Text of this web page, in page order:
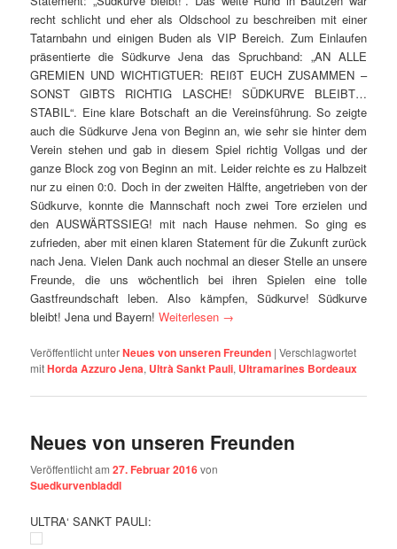
recht schlicht und eher als Oldschool zu beschreiben mit einer
Tatarnbahn und einigen Buden als VIP Bereich. Zum Einlaufen
präsentierte die Südkurve Jena das Spruchband: „AN ALLE
GREMIEN UND WICHTIGTUER: REIßT EUCH ZUSAMMEN –
SONST GIBTS RICHTIG LASCHE! SÜDKURVE BLEIBT…
STABIL“. Eine klare Botschaft an die Vereinsführung. So zeigte
auch die Südkurve Jena von Beginn an, wie sehr sie hinter dem
Verein stehen und gab in diesem Spiel richtig Vollgas und der
ganze Block zog von Beginn an mit. Leider reichte es zu Halbzeit
nur zu einen 0:0. Doch in der zweiten Hälfte, angetrieben von der
Südkurve, konnte die Mannschaft noch zwei Tore erzielen und
den AUSWÄRTSSIEG! mit nach Hause nehmen. So ging es
zufrieden, aber mit einen klaren Statement für die Zukunft zurück
nach Jena. Vielen Dank auch nochmal an dieser Stelle an unsere
Freunde, die uns wöchentlich bei ihren Spielen eine tolle
Gastfreundschaft leben. Also kämpfen, Südkurve! Südkurve
bleibt! Jena und Bayern!Weiterlesen →
Veröffentlicht unterNeues von unseren Freunden |Verschlagwortet
mitHorda Azzuro Jena, Ultrà Sankt Pauli, Ultramarines Bordeaux
Neues von unseren Freunden
Veröffentlicht am27. Februar 2016von
Suedkurvenbladdl
ULTRA‘ SANKT PAULI: